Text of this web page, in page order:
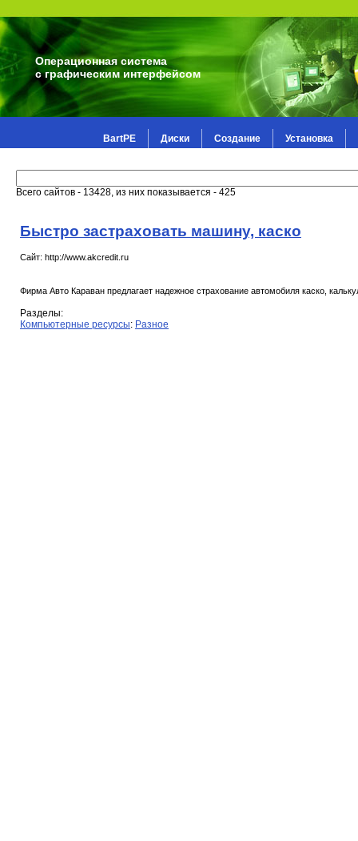
Операционная система
с графическим интерфейсом
BartPE Диски Создание Установка
Всего сайтов - 13428, из них показывается - 425
Быстро застраховать машину, каско
Сайт: http://www.akcredit.ru
Фирма Авто Караван предлагает надежное страхование автомобиля каско,
Разделы:
Компьютерные ресурсы: Разное